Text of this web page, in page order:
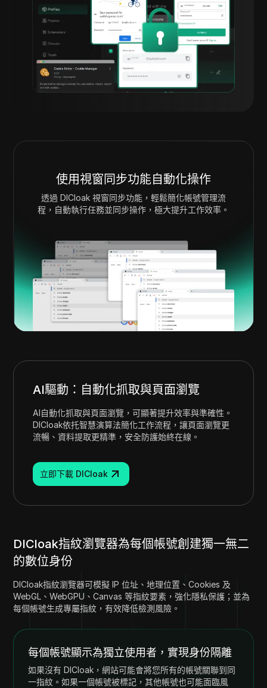
使用視窗同步功能自動化操作
透過 DICloak 視窗同步功能，輕鬆簡化帳號管理流
程，自動執行任務並同步操作，極大提升工作效率。
AI驅動：自動化抓取與頁面瀏覽
AI自動化抓取與頁面瀏覽，可顯著提升效率與準確性。
DICloak依托智慧演算法簡化工作流程，讓頁面瀏覽更
流暢、資料提取更精準，安全防護始終在線。
立即下載 DICloak
DICloak指紋瀏覽器為每個帳號創建獨一無二
的數位身份
DICloak指紋瀏覽器可模擬 IP 位址、地理位置、Cookies 及
WebGL、WebGPU、Canvas 等指紋要素，強化隱私保護；並為
每個帳號生成專屬指紋，有效降低檢測風險。
每個帳號顯示為獨立使用者，實現身份隔離
如果沒有 DICloak，網站可能會將您所有的帳號關聯到同
一指紋。如果一個帳號被標記，其他帳號也可能面臨風